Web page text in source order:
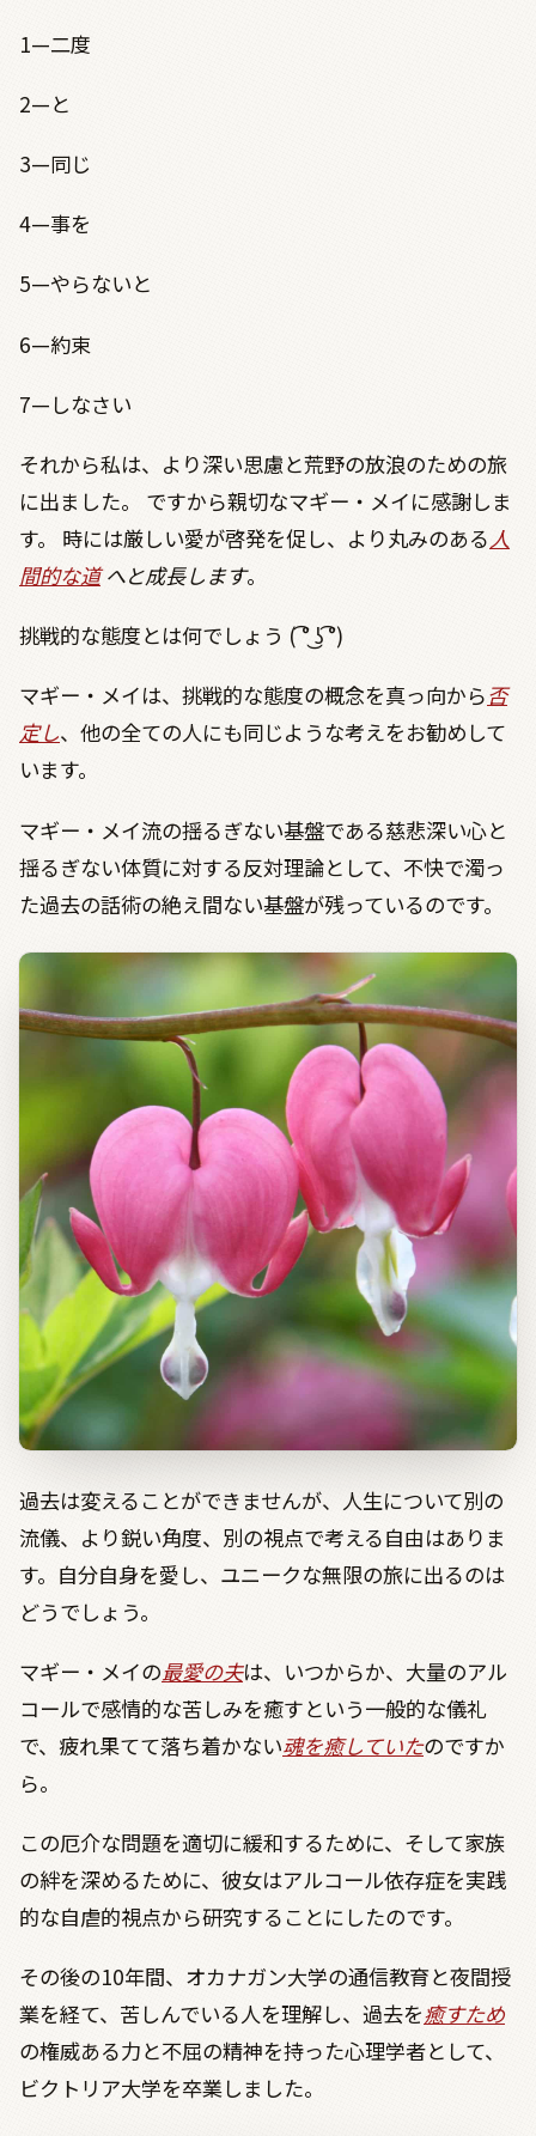
1—二度
2—と
3—同じ
4—事を
5—やらないと
6—約束
7—しなさい
それから私は、より深い思慮と荒野の放浪のための旅
に出ました。 ですから親切なマギー・メイに感謝しま
す。 時には厳しい愛が啓発を促し、より丸みのある人
間的な道へと成長します。
挑戦的な態度とは何でしょう (͡°͜ʖ͡°)
マギー・メイは、挑戦的な態度の概念を真っ向から否
定し、他の全ての人にも同じような考えをお勧めして
います。
マギー・メイ流の揺るぎない基盤である慈悲深い心と
揺るぎない体質に対する反対理論として、不快で濁っ
た過去の話術の絶え間ない基盤が残っているのです。
過去は変えることができませんが、人生について別の
流儀、より鋭い角度、別の視点で考える自由はありま
す。自分自身を愛し、ユニークな無限の旅に出るのは
どうでしょう。
マギー・メイの最愛の夫は、いつからか、大量のアル
コールで感情的な苦しみを癒すという一般的な儀礼
で、疲れ果てて落ち着かない魂を癒していたのですか
ら。
この厄介な問題を適切に緩和するために、そして家族
の絆を深めるために、彼女はアルコール依存症を実践
的な自虐的視点から研究することにしたのです。
その後の10年間、オカナガン大学の通信教育と夜間授
業を経て、苦しんでいる人を理解し、過去を癒すため
の権威ある力と不屈の精神を持った心理学者として、
ビクトリア大学を卒業しました。